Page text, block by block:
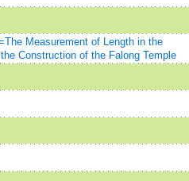
Measurement of Length in the
Construction of the Falong Temple